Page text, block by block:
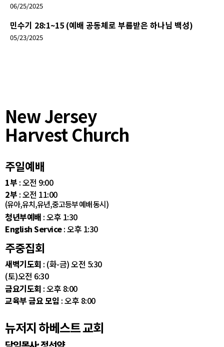
06/25/2025
민수기 28:1~15 (예배 공동체로 부름받은 하나님 백성)
05/23/2025
New Jersey
Harvest Church
주일예배
1부 : 오전 9:00
2부 : 오전 11:00
(유아,유치,유년,중고등부 예배 동시)
청년부예배 : 오후 1:30
English Service: 오후 1:30
주중집회
새벽기도회 : (화-금) 오전 5:30
(토)오전 6:30
금요기도회 : 오후 8:00
교육부 금요 모임 : 오후 8:00
뉴저지 하베스트 교회